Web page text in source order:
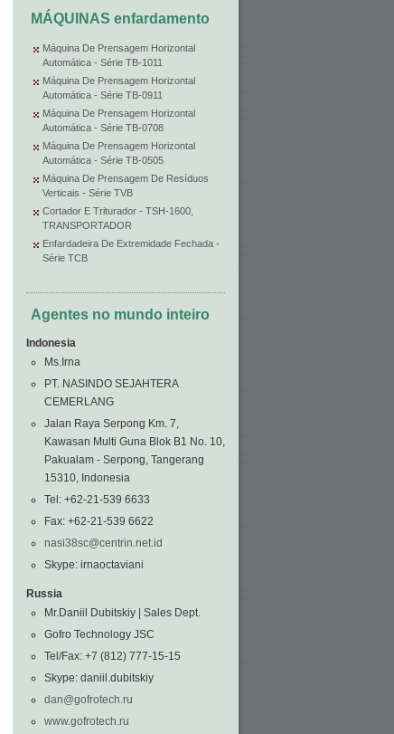
MÁQUINAS enfardamento
Máquina De Prensagem Horizontal
Automática - Série TB-1011
Máquina De Prensagem Horizontal
Automática - Série TB-0911
Máquina De Prensagem Horizontal
Automática - Série TB-0708
Máquina De Prensagem Horizontal
Automática - Série TB-0505
Máquina De Prensagem De Resíduos
Verticais - Série TVB
Cortador E Triturador - TSH-1600,
TRANSPORTADOR
Enfardadeira De Extremidade Fechada -
Série TCB
Agentes no mundo inteiro
Indonesia
Ms.Irna
PT. NASINDO SEJAHTERA
CEMERLANG
Jalan Raya Serpong Km. 7,
Kawasan Multi Guna Blok B1 No. 10,
Pakualam - Serpong, Tangerang
15310, Indonesia
Tel: +62-21-539 6633
Fax: +62-21-539 6622
nasi38sc@centrin.net.id
Skype: irnaoctaviani
Russia
Mr.Daniil Dubitskiy | Sales Dept.
Gofro Technology JSC
Tel/Fax: +7 (812) 777-15-15
Skype: daniil.dubitskiy
dan@gofrotech.ru
www.gofrotech.ru